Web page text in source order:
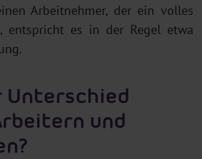
Arbeitnehmer, der ein volles
entspricht es in der Regel etwa
Unterschied
und